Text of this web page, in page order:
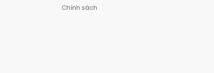
Chính sách